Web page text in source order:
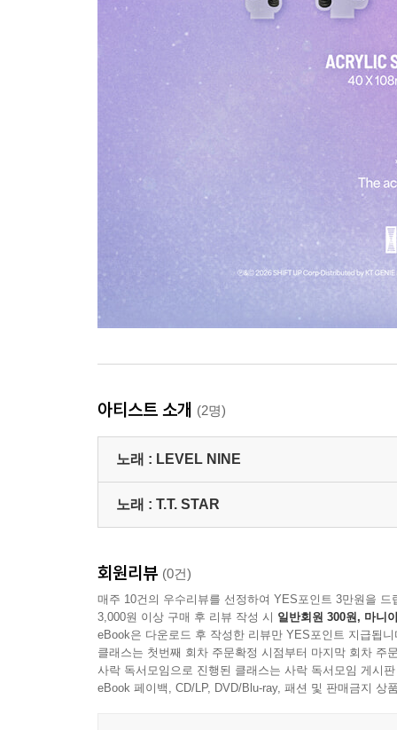
아티스트 소개 (2명)
노래 : LEVEL NINE
노래 : T.T. STAR
회원리뷰 (0건)
매주 10건의 우수리뷰를 선정하여 YES포인트 3만원을 드
3,000원 이상 구매 후 리뷰 작성 시 일반회원 300원, 마니
eBook은 다운로드 후 작성한 리뷰만 YES포인트 지급됩니
클래스는 첫번째 회차 주문확정 시점부터 마지막 회차 주
사락 독서모임으로 진행된 클래스는 사락 독서모임 게시
eBook 페이백, CD/LP, DVD/Blu-ray, 패션 및 판매금지 상